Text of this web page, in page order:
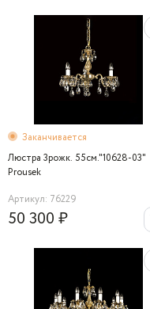
Заканчивается
Люстра 3рожк. 55см."10628-03"
Prousek
Артикул: 76229
50 300 ₽